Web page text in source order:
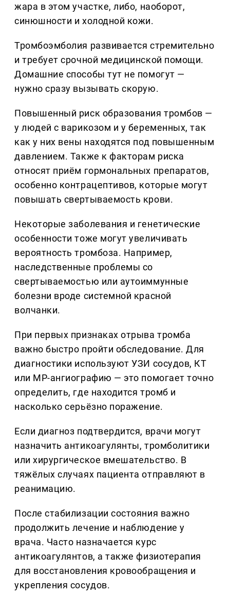
жара в этом участке, либо, наоборот,
синюшности и холодной кожи.
Тромбоэмболия развивается стремительно
и требует срочной медицинской помощи.
Домашние способы тут не помогут —
нужно сразу вызывать скорую.
Повышенный риск образования тромбов —
у людей с варикозом и у беременных, так
как у них вены находятся под повышенным
давлением. Также к факторам риска
относят приём гормональных препаратов,
особенно контрацептивов, которые могут
повышать свертываемость крови.
Некоторые заболевания и генетические
особенности тоже могут увеличивать
вероятность тромбоза. Например,
наследственные проблемы со
свертываемостью или аутоиммунные
болезни вроде системной красной
волчанки.
При первых признаках отрыва тромба
важно быстро пройти обследование. Для
диагностики используют УЗИ сосудов, КТ
или МР-ангиографию — это помогает точно
определить, где находится тромб и
насколько серьёзно поражение.
Если диагноз подтвердится, врачи могут
назначить антикоагулянты, тромболитики
или хирургическое вмешательство. В
тяжёлых случаях пациента отправляют в
реанимацию.
После стабилизации состояния важно
продолжить лечение и наблюдение у
врача. Часто назначается курс
антикоагулянтов, а также физиотерапия
для восстановления кровообращения и
укрепления сосудов.